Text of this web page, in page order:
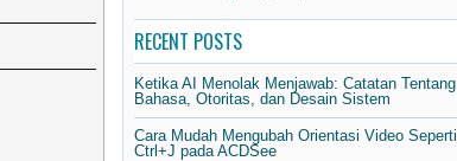
RECENT POSTS
Ketika AI Menolak Menjawab: Catatan Tentang
Bahasa, Otoritas, dan Desain Sistem
Cara Mudah Mengubah Orientasi Video Seperti
Ctrl+J pada ACDSee